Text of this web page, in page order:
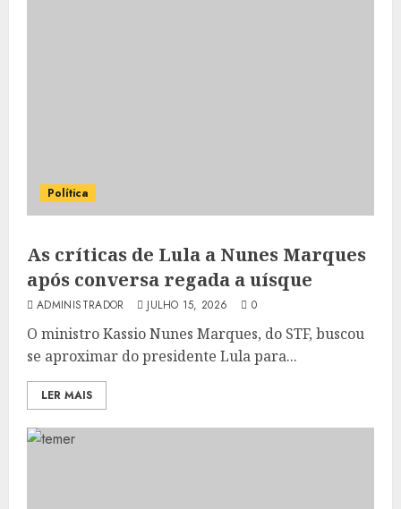
Política
As críticas de Lula a Nunes Marques
após conversa regada a uísque
ADMINISTRADOR JULHO 15, 2026 0
O ministro Kassio Nunes Marques, do STF, buscou
se aproximar do presidente Lula para...
LER MAIS